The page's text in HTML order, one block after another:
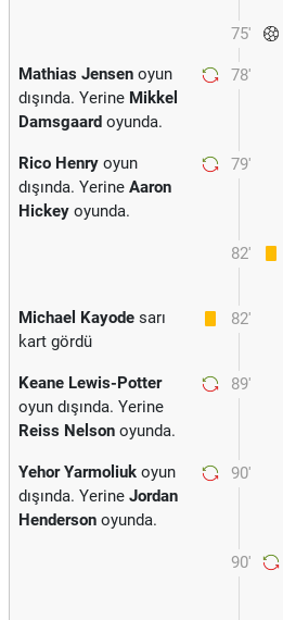
75'
78'
Mathias Jensen oyun
dışında. Yerine Mikkel
Damsgaard oyunda.
79'
Rico Henry oyun
dışında. Yerine Aaron
Hickey oyunda.
82'
82'
Michael Kayode sarı
kart gördü
89'
Keane Lewis-Potter
oyun dışında. Yerine
Reiss Nelson oyunda.
90'
Yehor Yarmoliuk oyun
dışında. Yerine Jordan
Henderson oyunda.
90'